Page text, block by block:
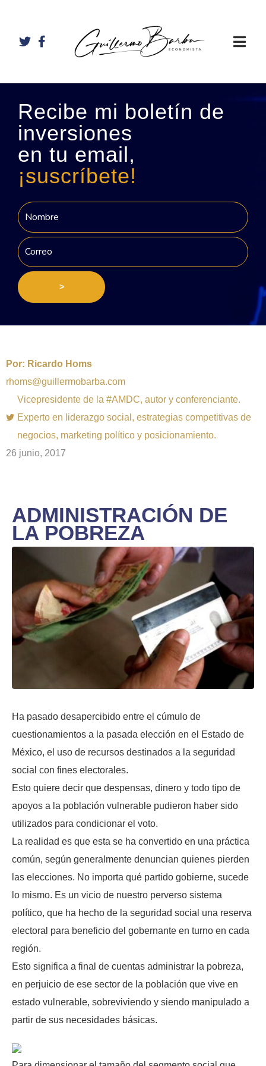
Recibe mi boletín de
inversiones
en tu email,
¡suscríbete!
>
Por: Ricardo Homs
rhoms@guillermobarba.com
Vicepresidente de la #AMDC, autor y conferenciante.
Experto en liderazgo social, estrategias competitivas de
negocios, marketing político y posicionamiento.
26 junio, 2017
ADMINISTRACIÓN DE
LA POBREZA
Ha pasado desapercibido entre el cúmulo de
cuestionamientos a la pasada elección en el Estado de
México, el uso de recursos destinados a la seguridad
social con fines electorales.
Esto quiere decir que despensas, dinero y todo tipo de
apoyos a la población vulnerable pudieron haber sido
utilizados para condicionar el voto.
La realidad es que esta se ha convertido en una práctica
común, según generalmente denuncian quienes pierden
las elecciones. No importa qué partido gobierne, sucede
lo mismo. Es un vicio de nuestro perverso sistema
político, que ha hecho de la seguridad social una reserva
electoral para beneficio del gobernante en turno en cada
región.
Esto significa a final de cuentas administrar la pobreza,
en perjuicio de ese sector de la población que vive en
estado vulnerable, sobreviviendo y siendo manipulado a
partir de sus necesidades básicas.